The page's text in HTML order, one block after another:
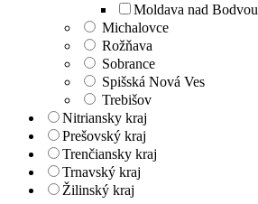
Moldava nad Bodvou
Michalovce
Rožňava
Sobrance
Spišská Nová Ves
Trebišov
Nitriansky kraj
Prešovský kraj
Trenčiansky kraj
Trnavský kraj
Žilinský kraj